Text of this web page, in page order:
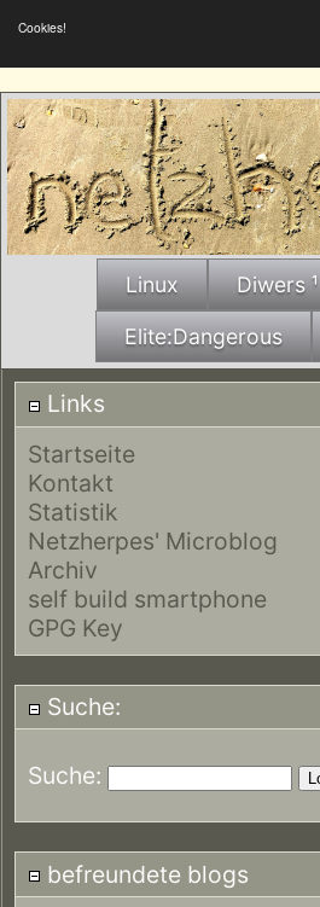
Cookies!
Linux Diwers ¹
Elite:Dangerous
Links
Startseite
Kontakt
Statistik
Netzherpes' Microblog
Archiv
self build smartphone
GPG Key
Suche:
Suche:
befreundete blogs